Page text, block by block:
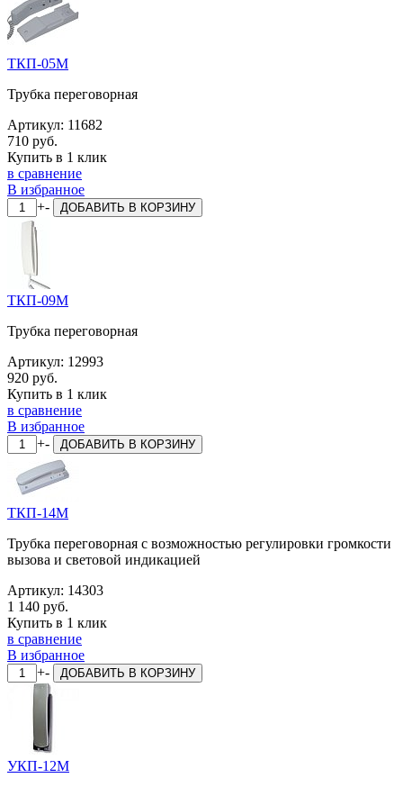
ТКП-05М
Трубка переговорная
Артикул: 11682
710 руб.
Купить в 1 клик
в сравнение
В избранное
+- ДОБАВИТЬ В КОРЗИНУ
ТКП-09М
Трубка переговорная
Артикул: 12993
920 руб.
Купить в 1 клик
в сравнение
В избранное
+- ДОБАВИТЬ В КОРЗИНУ
ТКП-14М
Трубка переговорная с возможностью регулировки громкости
вызова и световой индикацией
Артикул: 14303
1 140 руб.
Купить в 1 клик
в сравнение
В избранное
+- ДОБАВИТЬ В КОРЗИНУ
УКП-12М